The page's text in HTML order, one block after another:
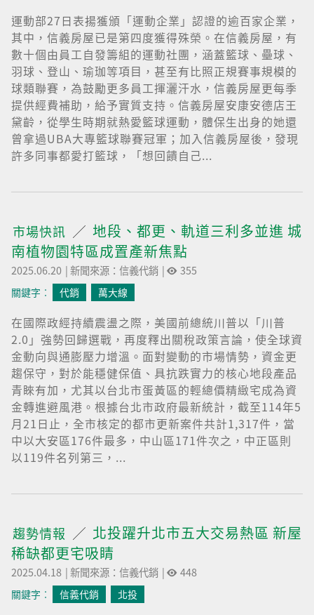
運動部27日表揚獲頒「運動企業」認證的逾百家企業，
其中，信義房屋已是第四度獲得殊榮。在信義房屋，有
數十個由員工自發籌組的運動社團，涵蓋籃球、壘球、
羽球、登山、瑜珈等項目，甚至有比照正規賽事規模的
球類聯賽，為鼓勵更多員工揮灑汗水，信義房屋更每季
提供經費補助，給予實質支持。信義房屋安康安德店王
黛齡，從學生時期就熱愛籃球運動，體保生出身的她還
曾拿過UBA大專籃球聯賽冠軍；加入信義房屋後，發現
許多同事都愛打籃球，「想回饋自己...
市場快訊
地段、都更、軌道三利多並進 城
南植物園特區成置產新焦點
2025.06.20 |新聞來源：信義代銷 | 355
關鍵字︰ 代銷 萬大線
在國際政經持續震盪之際，美國前總統川普以「川普
2.0」強勢回歸選戰，再度釋出關稅政策言論，使全球資
金動向與通膨壓力增溫。面對變動的市場情勢，資金更
趨保守，對於能穩健保值、具抗跌實力的核心地段產品
青睞有加，尤其以台北市蛋黃區的輕總價精緻宅成為資
金轉進避風港。根據台北市政府最新統計，截至114年5
月21日止，全市核定的都市更新案件共計1,317件，當
中以大安區176件最多，中山區171件次之，中正區則
以119件名列第三，...
趨勢情報
北投躍升北市五大交易熱區 新屋
稀缺都更宅吸睛
2025.04.18 |新聞來源：信義代銷 | 448
關鍵字︰ 信義代銷 北投